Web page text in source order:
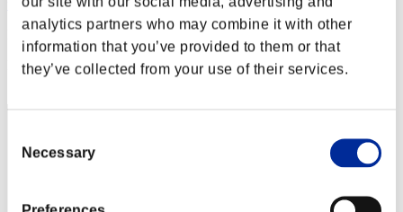
analytics partners who may combine it with other
information that you’ve provided to them or that
they’ve collected from your use of their services.
Selection
Necessary
unecoma
Puntos:Lv:1/06'11"48
Posición
12